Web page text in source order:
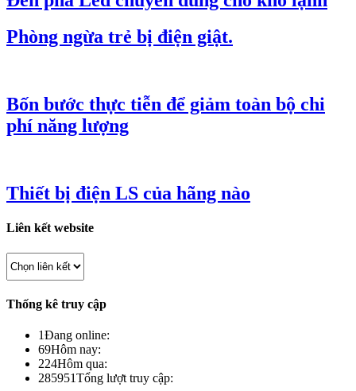
Phòng ngừa trẻ bị điện giật.
Bốn bước thực tiễn để giảm toàn bộ chi
phí năng lượng
Thiết bị điện LS của hãng nào
Liên kết website
Thống kê truy cập
1Đang online:
69Hôm nay:
224Hôm qua:
285951Tổng lượt truy cập: